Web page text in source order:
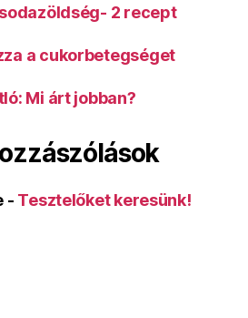
2 recept
a cukorbetegséget
Mi árt jobban?
- Tesztelőket keresünk!